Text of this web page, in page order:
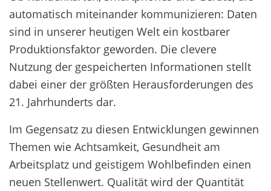
automatisch miteinander kommunizieren: Daten
sind in unserer heutigen Welt ein kostbarer
Produktionsfaktor geworden. Die clevere
Nutzung der gespeicherten Informationen stellt
dabei einer der größten Herausforderungen des
21. Jahrhunderts dar.
Im Gegensatz zu diesen Entwicklungen gewinnen
Themen wie Achtsamkeit, Gesundheit am
Arbeitsplatz und geistigem Wohlbefinden einen
neuen Stellenwert. Qualität wird der Quantität